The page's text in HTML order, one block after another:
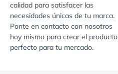
calidad para satisfacer las
necesidades únicas de tu marca.
Ponte en contacto con nosotros
hoy mismo para crear el producto
perfecto para tu mercado.